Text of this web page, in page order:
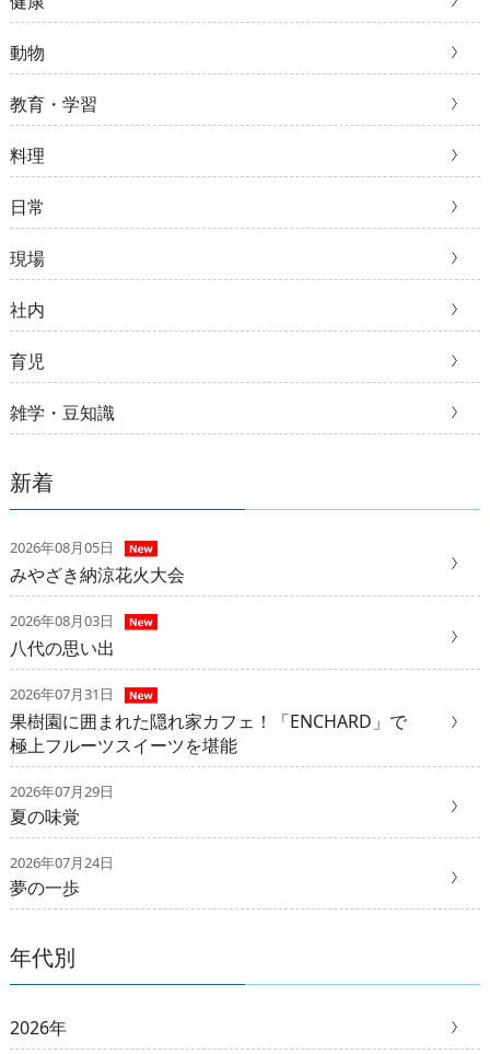
動物
教育・学習
料理
日常
現場
社内
育児
雑学・豆知識
新着
2026年08月05日
みやざき納涼花火大会
2026年08月03日
八代の思い出
2026年07月31日
果樹園に囲まれた隠れ家カフェ！「ENCHARD」で
極上フルーツスイーツを堪能
2026年07月29日
夏の味覚
2026年07月24日
夢の一歩
年代別
2026年